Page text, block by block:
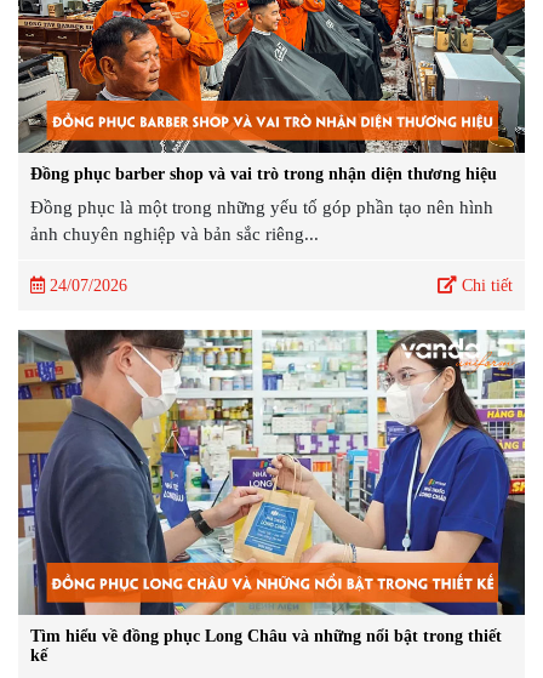
Đồng phục barber shop và vai trò trong nhận diện thương hiệu
Đồng phục là một trong những yếu tố góp phần tạo nên hình
ảnh chuyên nghiệp và bản sắc riêng...
24/07/2026 Chi tiết
Tìm hiểu về đồng phục Long Châu và những nổi bật trong thiết
kế